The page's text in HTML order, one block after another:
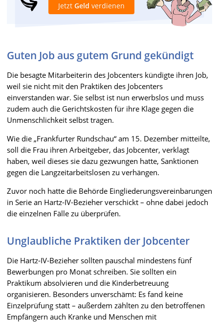
Jetzt Geld verdienen
Guten Job aus gutem Grund gekündigt
Die besagte Mitarbeiterin des Jobcenters kündigte ihren Job,
weil sie nicht mit den Praktiken des Jobcenters
einverstanden war. Sie selbst ist nun erwerbslos und muss
zudem auch die Gerichtskosten für ihre Klage gegen die
Unmenschlichkeit selbst tragen.
Wie die „Frankfurter Rundschau“ am 15. Dezember mitteilte,
soll die Frau ihren Arbeitgeber, das Jobcenter, verklagt
haben, weil dieses sie dazu gezwungen hatte, Sanktionen
gegen die Langzeitarbeitslosen zu verhängen.
Zuvor noch hatte die Behörde Eingliederungsvereinbarungen
in Serie an Hartz-IV-Bezieher verschickt – ohne dabei jedoch
die einzelnen Fälle zu überprüfen.
Unglaubliche Praktiken der Jobcenter
Die Hartz-IV-Bezieher sollten pauschal mindestens fünf
Bewerbungen pro Monat schreiben. Sie sollten ein
Praktikum absolvieren und die Kinderbetreuung
organisieren. Besonders unverschämt: Es fand keine
Einzelprüfung statt – außerdem zählten zu den betroffenen
Empfängern auch Kranke und Menschen mit